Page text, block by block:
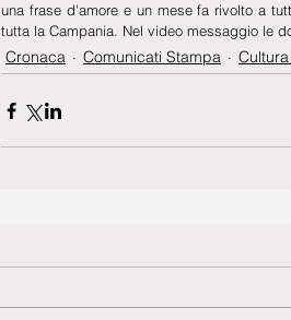
una frase d'amore e un mese fa rivolto a
tutta la Campania. Nel video messaggio le
Cronaca Comunicati Stampa